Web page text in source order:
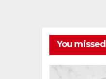
You missed